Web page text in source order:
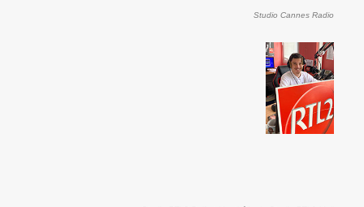
Studio Cannes Radio